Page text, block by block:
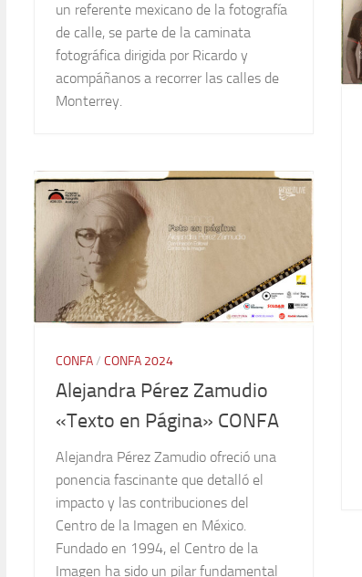
un referente mexicano de la fotografía
de calle, se parte de la caminata
fotográfica dirigida por Ricardo y
acompáñanos a recorrer las calles de
Monterrey.
CONFA/ CONFA 2024
Alejandra Pérez Zamudio
«Texto en Página» CONFA
Alejandra Pérez Zamudio ofreció una
ponencia fascinante que detalló el
impacto y las contribuciones del
Centro de la Imagen en México.
Fundado en 1994, el Centro de la
Imagen ha sido un pilar fundamental